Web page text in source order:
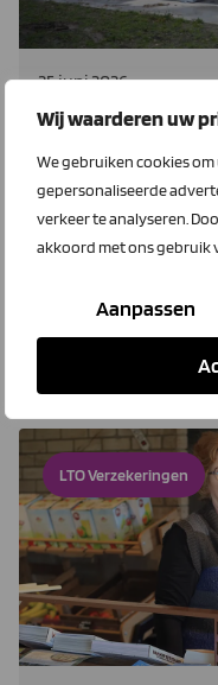
Wij waarderen uw
We gebruiken cookies
gepersonaliseerde
verkeer te analyseren.
akkoord met ons gebruik
Aanpassen
25 juni 2026
Waar moet je
Overweeg je de
verstandig om niet
mogelijkheden en het
veiligheidsmaatregelen.
LTO Verzekeringen